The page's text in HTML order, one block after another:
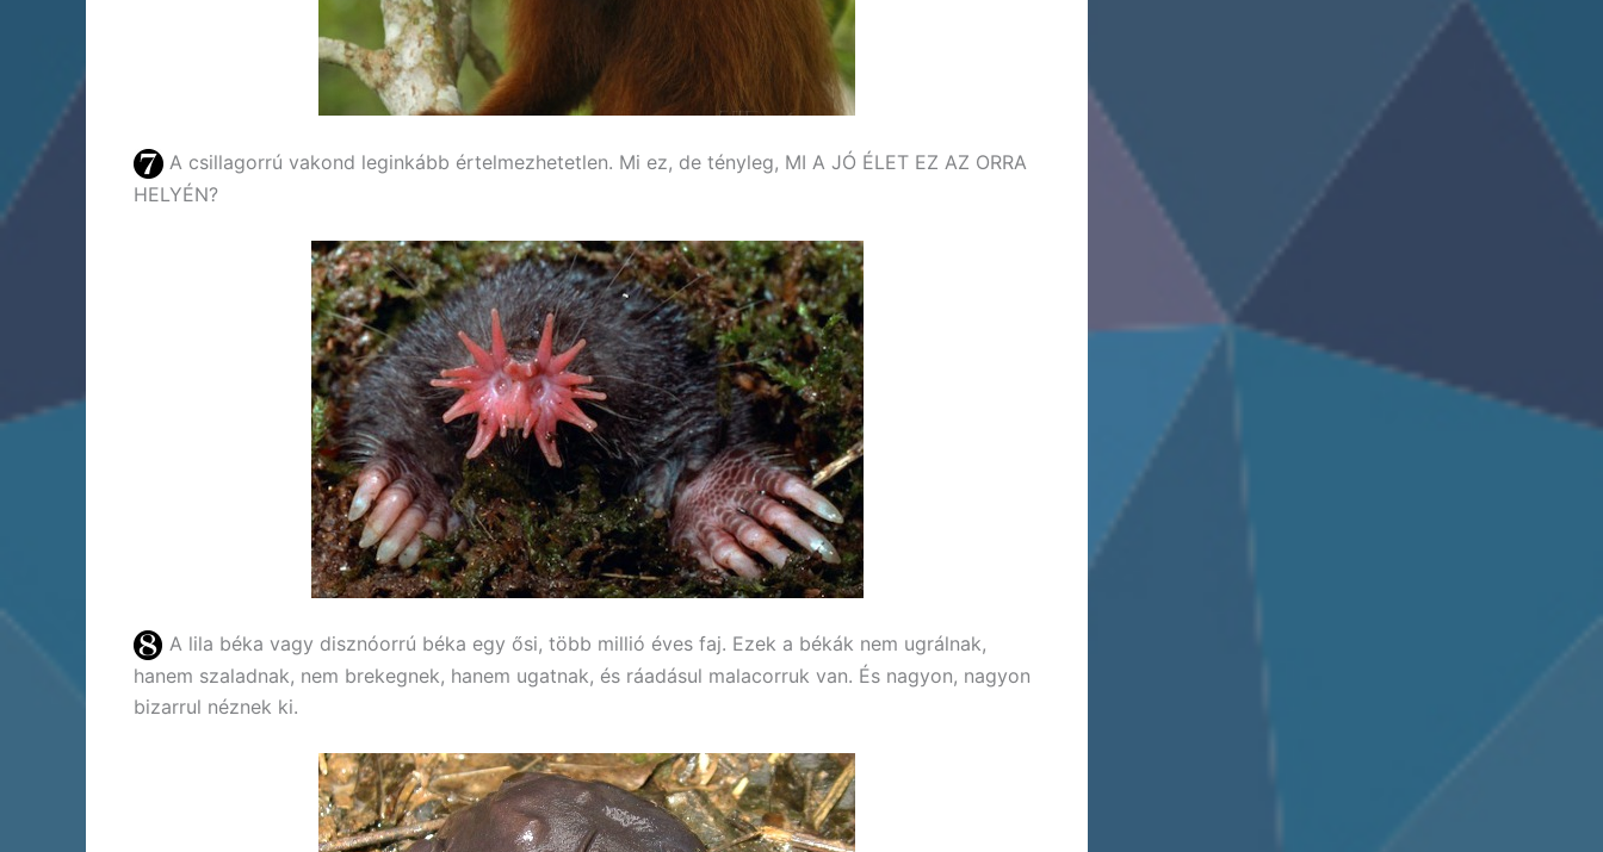
A csillagorrú vakond leginkább értelmezhetetlen. Mi ez, de tényleg, MI A JÓ ÉLET EZ AZ ORRA
HELYÉN?
A lila béka vagy disznóorrú béka egy ősi, több millió éves faj. Ezek a békák nem ugrálnak,
hanem szaladnak, nem brekegnek, hanem ugatnak, és ráadásul malacorruk van. És nagyon, nagyon
bizarrul néznek ki.